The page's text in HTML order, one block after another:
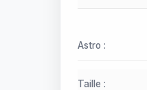
Astro :
Taille :